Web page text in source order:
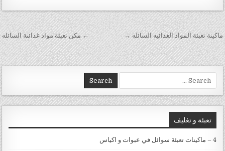
تصفّح المقالات ← مكن تعبئة مواد غذائىة السائله ماكينة تعبئة المواد الغذائيه السائله →
Search for:
تعبئة و تغليف
4 – ماكينات تعبئة سوائل في عبوات و اكياس